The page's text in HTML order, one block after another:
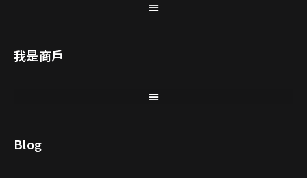
我是商戶
Blog